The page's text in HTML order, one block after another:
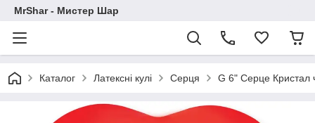
MrShar - Мистер Шар
Каталог Латексні кулі Серця G 6" Серце Кристал